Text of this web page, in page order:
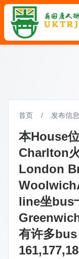
首页 / 发布信息
本House
Charlton
London
line坐bus
有许多